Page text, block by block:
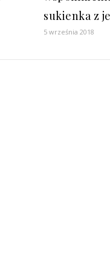
sukienka z
5 września 2018